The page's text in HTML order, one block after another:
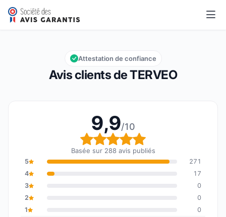
TERVEO
Note globale : 9,9 sur 10
9,9/10
Avis clients de TERVEO
Attestation de confiance
9,9/10
Note globale : 9,9 sur
Basée sur 288 avis publiés
5
271
4
17
3
0
2
0
1
0